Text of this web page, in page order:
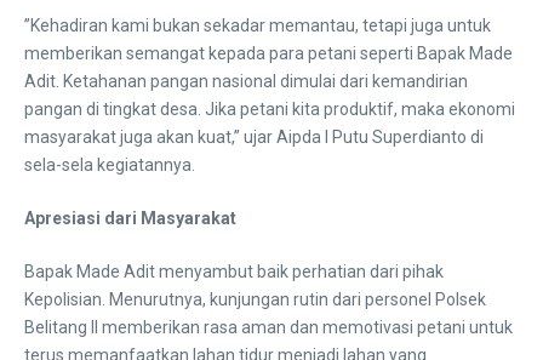
​”Kehadiran kami bukan sekadar memantau, tetapi juga untuk
memberikan semangat kepada para petani seperti Bapak Made
Adit. Ketahanan pangan nasional dimulai dari kemandirian
pangan di tingkat desa. Jika petani kita produktif, maka ekonomi
masyarakat juga akan kuat,” ujar Aipda I Putu Superdianto di
sela-sela kegiatannya.
Apresiasi dari Masyarakat
Bapak Made Adit menyambut baik perhatian dari pihak
Kepolisian. Menurutnya, kunjungan rutin dari personel Polsek
Belitang II memberikan rasa aman dan memotivasi petani untuk
terus memanfaatkan lahan tidur menjadi lahan yang